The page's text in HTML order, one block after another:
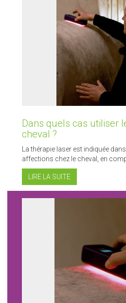
Dans quels cas utiliser
cheval ?
La thérapie laser est indiquée
affections chez le cheval, en
LIRE LA SUITE